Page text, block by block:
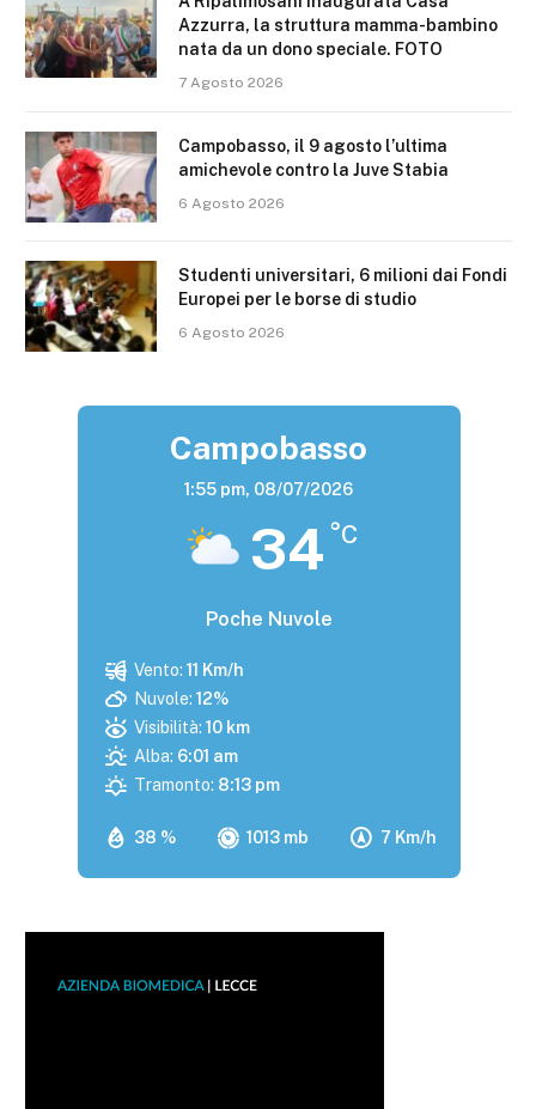
Azzurra, la struttura mamma-bambino
nata da un dono speciale. FOTO
7 Agosto 2026
Campobasso, il 9 agosto l’ultima
amichevole contro la Juve Stabia
6 Agosto 2026
Studenti universitari, 6 milioni dai Fondi
Europei per le borse di studio
6 Agosto 2026
Campobasso
1:55 pm, 08/07/2026
34 °C
Poche Nuvole
38 % 1013 mb 7 Km/h
Vento: 11 Km/h
Nuvole: 12%
Visibilità: 10 km
Alba: 6:01 am
Tramonto: 8:13 pm